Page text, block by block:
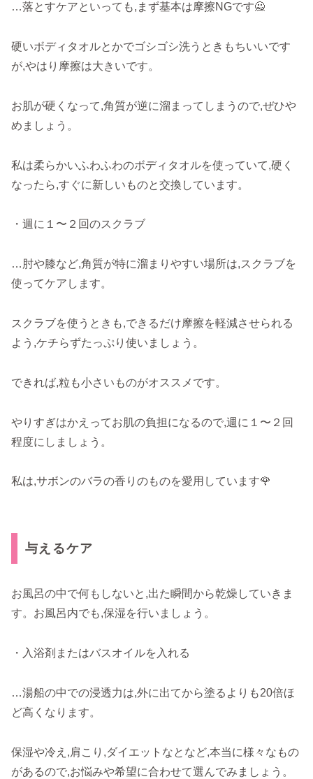
…落とすケアといっても,まず基本は摩擦NGです🙅
硬いボディタオルとかでゴシゴシ洗うときもちいいです
が,やはり摩擦は大きいです。
お肌が硬くなって,角質が逆に溜まってしまうので,ぜひや
めましょう。
私は柔らかいふわふわのボディタオルを使っていて,硬く
なったら,すぐに新しいものと交換しています。
・週に１〜２回のスクラブ
…肘や膝など,角質が特に溜まりやすい場所は,スクラブを
使ってケアします。
スクラブを使うときも,できるだけ摩擦を軽減させられる
よう,ケチらずたっぷり使いましょう。
できれば,粒も小さいものがオススメです。
やりすぎはかえってお肌の負担になるので,週に１〜２回
程度にしましょう。
私は,サボンのバラの香りのものを愛用しています🌹
与えるケア
お風呂の中で何もしないと,出た瞬間から乾燥していきま
す。お風呂内でも,保湿を行いましょう。
・入浴剤またはバスオイルを入れる
…湯船の中での浸透力は,外に出てから塗るよりも20倍ほ
ど高くなります。
保湿や冷え,肩こり,ダイエットなとなど,本当に様々なもの
があるので,お悩みや希望に合わせて選んでみましょう。